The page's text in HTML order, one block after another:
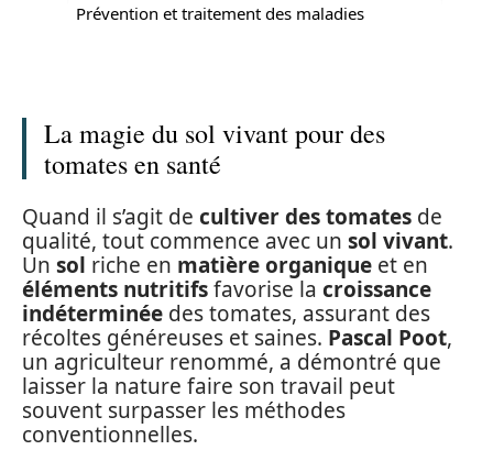
Prévention et traitement des maladies
La magie du sol vivant pour des
tomates en santé
Quand il s’agit de cultiver des tomates de
qualité, tout commence avec un sol vivant.
Un sol riche en matière organique et en
éléments nutritifsfavorise la croissance
indéterminée des tomates, assurant des
récoltes généreuses et saines. Pascal Poot,
un agriculteur renommé, a démontré que
laisser la nature faire son travail peut
souvent surpasser les méthodes
conventionnelles.